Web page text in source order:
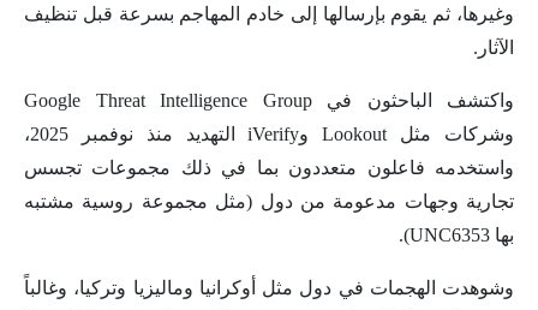
وغيرها، ثم يقوم بإرسالها إلى خادم المهاجم بسرعة قبل تنظيف
الآثار.
واكتشف الباحثون في Google Threat Intelligence Group
وشركات مثل Lookout وiVerify التهديد منذ نوفمبر 2025،
واستخدمه فاعلون متعددون بما في ذلك مجموعات تجسس
تجارية وجهات مدعومة من دول (مثل مجموعة روسية مشتبه
بها UNC6353).
وشوهدت الهجمات في دول مثل أوكرانيا وماليزيا وتركيا، وغالباً